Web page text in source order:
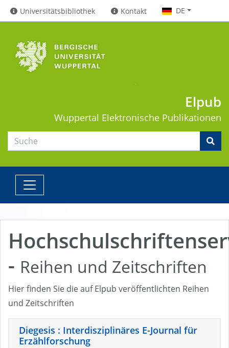
Universitätsbibliothek Kontakt DE
Elpub
Wuppertal Elektronische Publikationen
- Reihen und Zeitschriften
Hier finden Sie die auf Elpub veröffentlichten Reihen
und Zeitschriften
Diegesis : Interdisziplinäres E-Journal für
Erzählforschung